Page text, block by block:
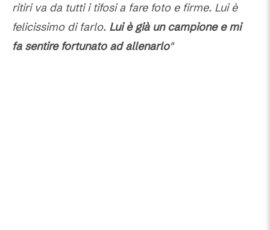
ritiri va da tutti i tifosi a fare foto e firme. Lui è
felicissimo di farlo. Lui è già un campione e mi
fa sentire fortunato ad allenarlo"